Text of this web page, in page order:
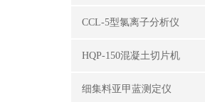
CCL-5型氯离子分析仪
HQP-150混凝土切片机
细集料亚甲蓝测定仪